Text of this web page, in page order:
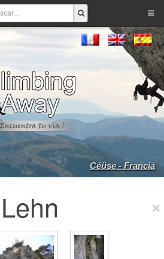
Céüse - Francia
Lehn